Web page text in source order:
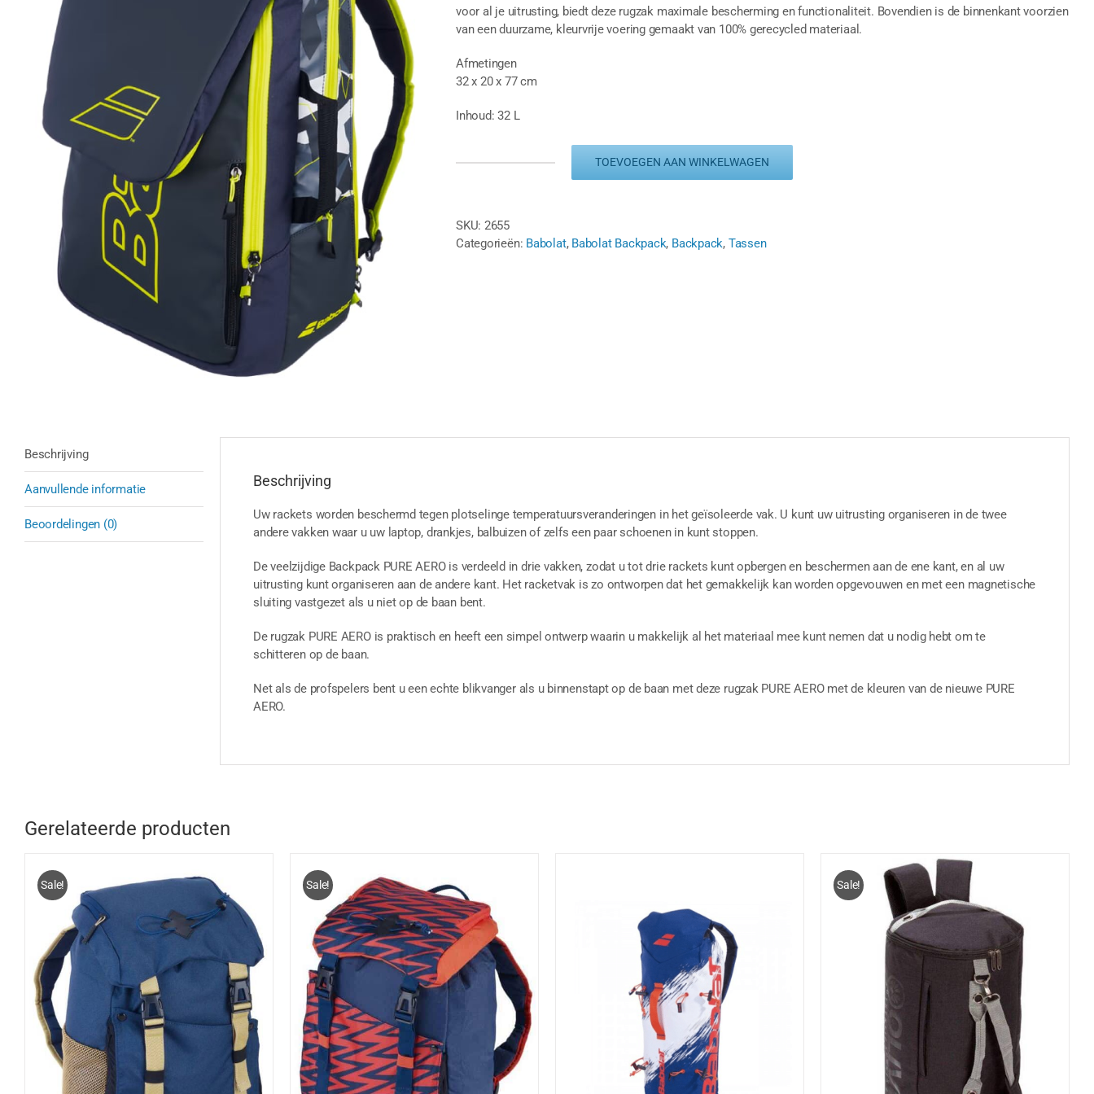
voor al je uitrusting, biedt deze rugzak maximale bescherming en functionaliteit. Bovendien is de binnenkant voorzien
van een duurzame, kleurvrije voering gemaakt van 100% gerecycled materiaal.
Afmetingen
32 x 20 x 77 cm
Inhoud: 32 L
AERO
-
TOEVOEGEN AAN WINKELWAGEN
SKU: 2655
Categorieën: Babolat, Babolat Backpack, Backpack, Tassen
Beschrijving
Aanvullende informatie
Beoordelingen (0)
Beschrijving
Uw rackets worden beschermd tegen plotselinge temperatuursveranderingen in het geïsoleerde vak. U kunt uw uitrusting organiseren in de twee
andere vakken waar u uw laptop, drankjes, balbuizen of zelfs een paar schoenen in kunt stoppen.
De veelzijdige Backpack PURE AERO is verdeeld in drie vakken, zodat u tot drie rackets kunt opbergen en beschermen aan de ene kant, en al uw
uitrusting kunt organiseren aan de andere kant. Het racketvak is zo ontworpen dat het gemakkelijk kan worden opgevouwen en met een magnetische
sluiting vastgezet als u niet op de baan bent.
De rugzak PURE AERO is praktisch en heeft een simpel ontwerp waarin u makkelijk al het materiaal mee kunt nemen dat u nodig hebt om te
schitteren op de baan.
Net als de profspelers bent u een echte blikvanger als u binnenstapt op de baan met deze rugzak PURE AERO met de kleuren van de nieuwe PURE
AERO.
Gerelateerde producten
Sale! Sale!
TOEVOEGEN AAN WINKELWAGEN
DETAILS
TOEVOEGEN AAN WINKELWAGEN
DETAILS
Sale!
TOEVOEGEN AAN WINKELWAGEN
DETAILS